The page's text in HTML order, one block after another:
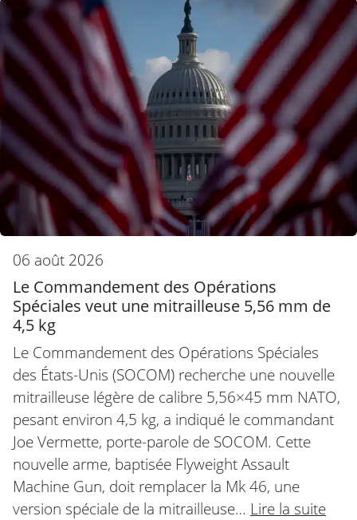
06 août 2026
Le Commandement des Opérations
Spéciales veut une mitrailleuse 5,56 mm de
4,5 kg
Le Commandement des Opérations Spéciales
des États-Unis (SOCOM) recherche une nouvelle
mitrailleuse légère de calibre 5,56×45 mm NATO,
pesant environ 4,5 kg, a indiqué le commandant
Joe Vermette, porte-parole de SOCOM. Cette
nouvelle arme, baptisée Flyweight Assault
Machine Gun, doit remplacer la Mk 46, une
version spéciale de la mitrailleuse… Lire la suite